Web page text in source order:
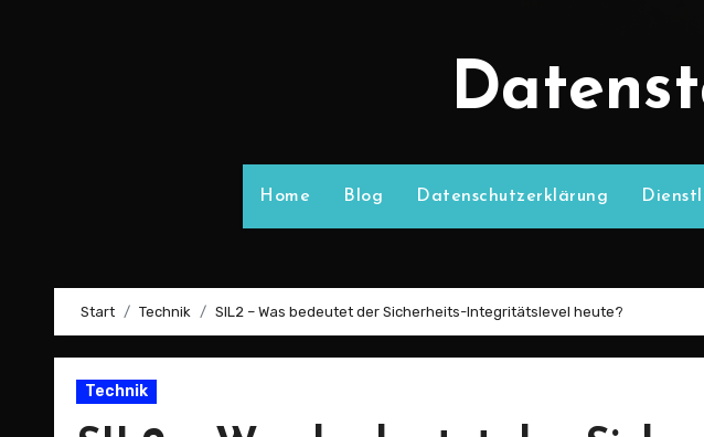
Home Blog Datenschutzerklärung
Start Technik SIL2 – Was bedeutet der Sicherheits-Integritätslevel heute?
Technik